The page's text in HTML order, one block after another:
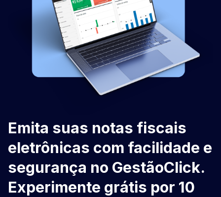
Emita suas notas fiscais
eletrônicas com facilidade e
segurança no GestãoClick.
Experimente grátis por 10